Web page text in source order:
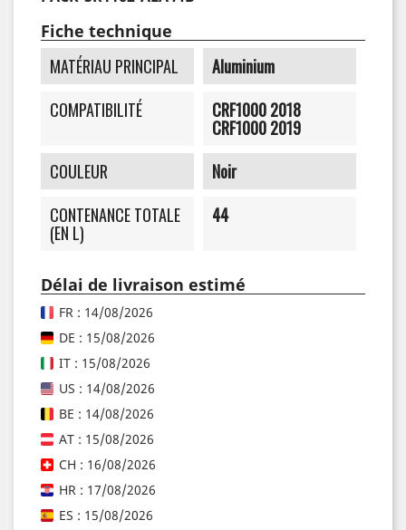
Fiche technique
MATÉRIAU PRINCIPAL
Aluminium
COMPATIBILITÉ
CRF1000 2018
CRF1000 2019
COULEUR
Noir
CONTENANCE TOTALE
(EN L)
44
Délai de livraison estimé
FR : 14/08/2026
DE : 15/08/2026
IT : 15/08/2026
US : 14/08/2026
BE : 14/08/2026
AT : 15/08/2026
CH : 16/08/2026
HR : 17/08/2026
ES : 15/08/2026